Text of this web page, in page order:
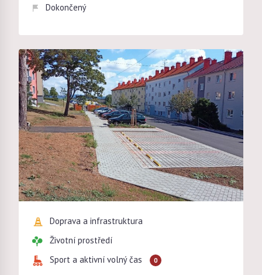
Dokončený
Doprava a infrastruktura
Životní prostředí
Sport a aktivní volný čas
0